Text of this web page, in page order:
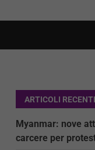
ARTICOLI RECENTI
Myanmar: nove
carcere per